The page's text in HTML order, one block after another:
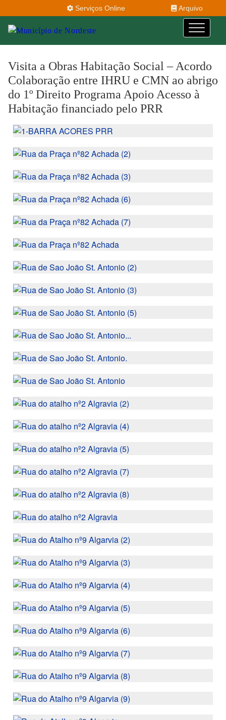
Serviços Online Arquivo
Visita a Obras Habitação Social – Acordo
Colaboração entre IHRU e CMN ao abrigo
do 1º Direito Programa Apoio Acesso à
Habitação financiado pelo PRR